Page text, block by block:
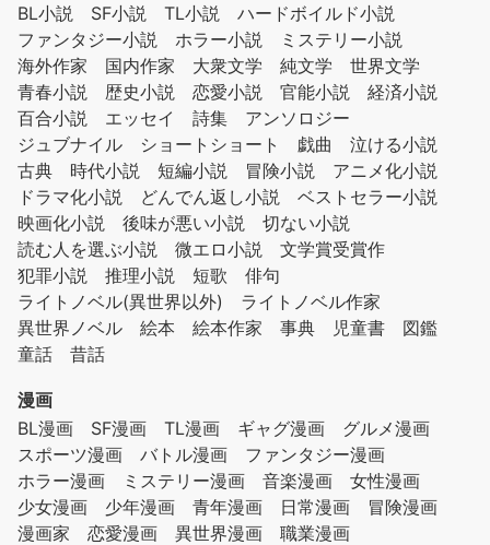
BL小説
SF小説 TL小説
ハードボイルド小説
ファンタジー小説
ホラー小説
ミステリー小説
海外作家
国内作家 大衆文学 純文学
世界文学
青春小説
歴史小説 恋愛小説 官能小説
経済小説
百合小説
エッセイ 詩集
アンソロジー
ジュブナイル
ショートショート 戯曲
泣ける小説
古典
時代小説 短編小説 冒険小説
アニメ化小説
ドラマ化小説
どんでん返し小説
ベストセラー小説
映画化小説
後味が悪い小説
切ない小説
読む人を選ぶ小説
微エロ小説
文学賞受賞作
犯罪小説
推理小説 短歌
俳句
ライトノベル(異世界以外)
ライトノベル作家
異世界ノベル
絵本 絵本作家 事典 児童書
図鑑
童話
昔話
漫画
BL漫画
SF漫画 TL漫画 ギャグ漫画
グルメ漫画
スポーツ漫画
バトル漫画
ファンタジー漫画
ホラー漫画
ミステリー漫画 音楽漫画
女性漫画
少女漫画
少年漫画 青年漫画 日常漫画
冒険漫画
漫画家
恋愛漫画 異世界漫画
職業漫画